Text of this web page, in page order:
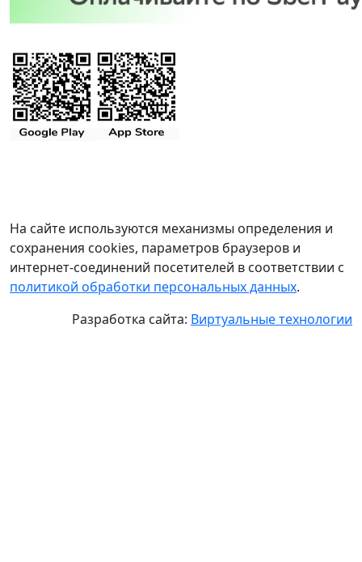
На сайте используются механизмы определения и
сохранения cookies, параметров браузеров и
интернет-соединений посетителей в соответствии с
политикой обработки персональных данных.
Разработка сайта: Виртуальные технологии